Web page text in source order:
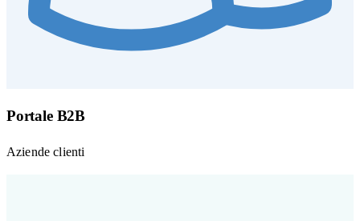
Portale B2B
Aziende clienti